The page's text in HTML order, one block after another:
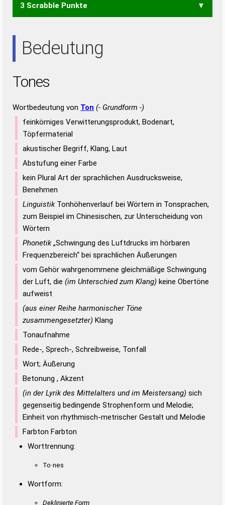
EOS NOT ONS OST SON
3 Scrabble Punkte
Bedeutung
Tones
Wortbedeutung von Ton (- Grundform -)
feinkörniges Verwitterungsprodukt, Bodenart,
Töpfermaterial
akustischer Begriff, Klang, Laut
Abstufung einer Farbe
kein Plural Art der sprachlichen Ausdrucksweise,
Benehmen
LinguistikTonhöhenverlauf bei Wörtern in Tonsprachen,
zum Beispiel im Chinesischen, zur Unterscheidung von
Wörtern
Phonetik„Schwingung des Luftdrucks im hörbaren
Frequenzbereich“ bei sprachlichen Äußerungen
vom Gehör wahrgenommene gleichmäßige Schwingung
der Luft, die (im Unterschied zum Klang) keine Obertöne
aufweist
(aus einer Reihe harmonischer Töne
zusammengesetzter) Klang
Tonaufnahme
Rede-, Sprech-, Schreibweise, Tonfall
Wort; Äußerung
Betonung , Akzent
(in der Lyrik des Mittelalters und im Meistersang) sich
gegenseitig bedingende Strophenform und Melodie;
Einheit von rhythmisch-metrischer Gestalt und Melodie
Farbton Farbton
Worttrennung:
To·nes
Wortform:
Deklinierte Form